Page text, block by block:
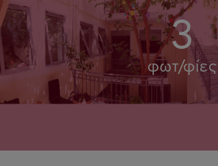
3
φωτ/φίες